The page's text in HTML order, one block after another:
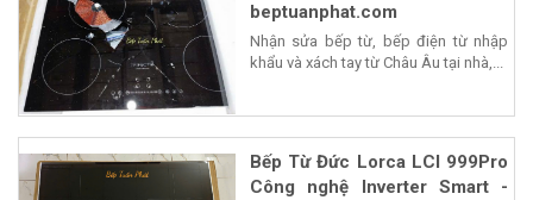
beptuanphat.com
Nhận sửa bếp từ, bếp điện từ nhập
khẩu và xách tay từ Châu Âu tại nhà,...
Bếp Từ Đức Lorca LCI 999Pro
Công nghệ Inverter Smart -